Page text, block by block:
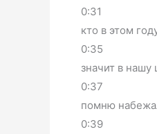
0:31
кто в этом
0:35
значит в нашу
0:37
помню
0:39